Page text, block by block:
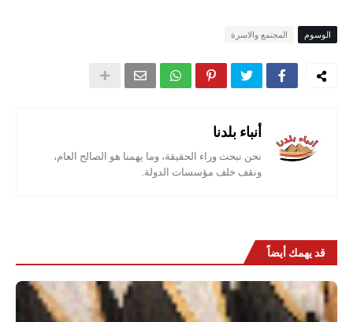
الوسوم المجتمع والاسرة
أنباء بلدنا
نحن نبحث وراء الحقيقة، وما يهمنا هو الصالح العام،
ونقف خلف مؤسسات الدولة.
قد يهمك أيضاً